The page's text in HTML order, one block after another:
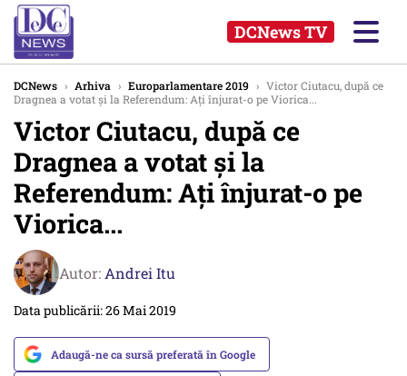
DCNews TV
DCNews › Arhiva › Europarlamentare 2019 › Victor Ciutacu, după ce
Dragnea a votat și la Referendum: Ați înjurat-o pe Viorica...
Victor Ciutacu, după ce
Dragnea a votat și la
Referendum: Ați înjurat-o pe
Viorica...
Autor: Andrei Itu
Data publicării: 26 Mai 2019
Adaugă-ne ca sursă preferată în Google